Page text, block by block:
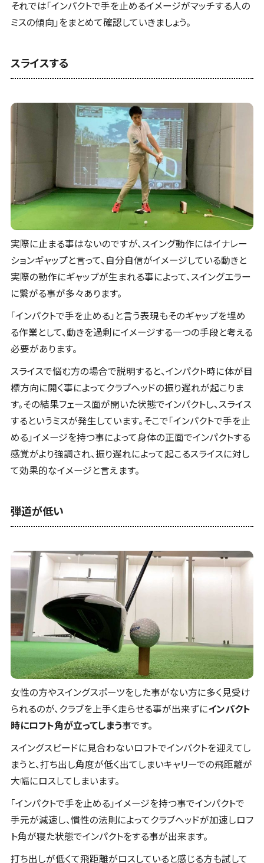
それでは「インパクトで手を止めるイメージがマッチする人の
ミスの傾向」をまとめて確認していきましょう。
スライスする
実際に止まる事はないのですが、スイング動作にはイナレー
ションギャップと言って、自分自信がイメージしている動きと
実際の動作にギャップが生まれる事によって、スイングエラー
に繋がる事が多々あります。
「インパクトで手を止める」と言う表現もそのギャップを埋め
る作業として、動きを過剰にイメージする一つの手段と考える
必要があります。
スライスで悩む方の場合で説明すると、インパクト時に体が目
標方向に開く事によってクラブヘッドの振り遅れが起こりま
す。その結果フェース面が開いた状態でインパクトし、スライス
するというミスが発生しています。そこで「インパクトで手を止
める」イメージを持つ事によって身体の正面でインパクトする
感覚がより強調され、振り遅れによって起こるスライスに対し
て効果的なイメージと言えます。
弾道が低い
女性の方やスイングスポーツをした事がない方に多く見受け
られるのが、クラブを上手く走らせる事が出来ずにインパクト
時にロフト角が立ってしまう事です。
スイングスピードに見合わないロフトでインパクトを迎えてし
まうと、打ち出し角度が低く出てしまいキャリーでの飛距離が
大幅にロスしてしまいます。
「インパクトで手を止める」イメージを持つ事でインパクトで
手元が減速し、慣性の法則によってクラブヘッドが加速しロフ
ト角が寝た状態でインパクトをする事が出来ます。
打ち出しが低くて飛距離がロスしていると感じる方も試して